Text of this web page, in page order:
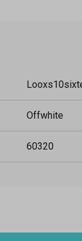
Offwhite
60320